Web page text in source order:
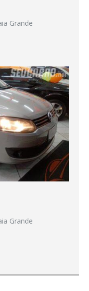
Grande
Grande